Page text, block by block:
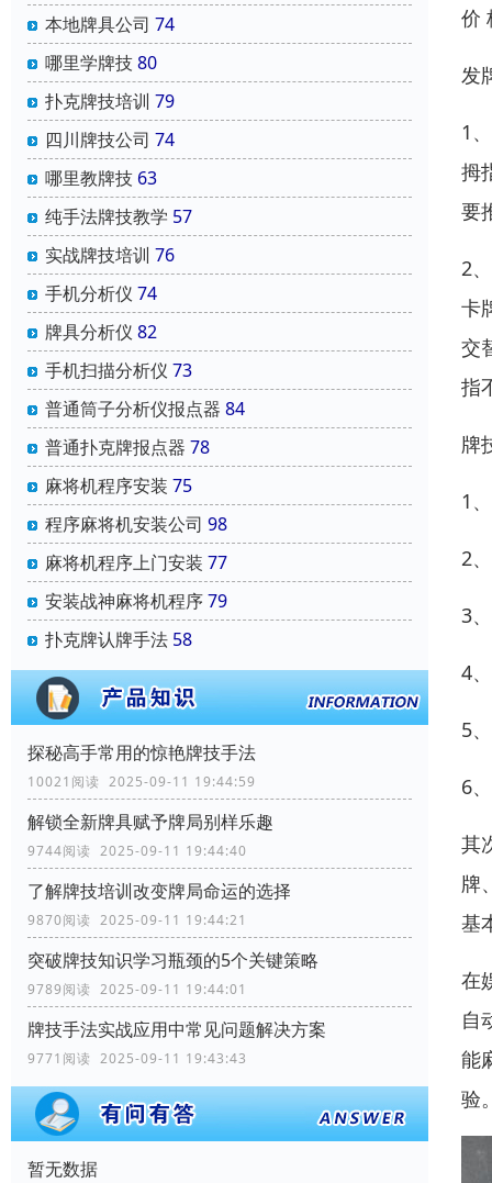
本地牌具公司 74
哪里学牌技80
扑克牌技培训 79
四川牌技公司 74
哪里教牌技 63
纯手法牌技教学 57
实战牌技培训 76
手机分析仪 74
牌具分析仪 82
手机扫描分析仪 73
普通筒子分析仪报点器 84
普通扑克牌报点器 78
麻将机程序安装 75
程序麻将机安装公司 98
麻将机程序上门安装 77
安装战神麻将机程序79
扑克牌认牌手法 58
探秘高手常用的惊艳牌技手法
10021阅读 2025-09-11 19:44:59
解锁全新牌具赋予牌局别样乐趣
9744阅读 2025-09-11 19:44:40
了解牌技培训改变牌局命运的选择
9870阅读 2025-09-11 19:44:21
突破牌技知识学习瓶颈的5个关键策略
9789阅读 2025-09-11 19:44:01
牌技手法实战应用中常见问题解决方案
9771阅读 2025-09-11 19:43:43
暂无数据
价
发
1
拇
要
2
卡
交
指
牌
1
2
3
4
5
6
其
牌
基
在
自
能
验